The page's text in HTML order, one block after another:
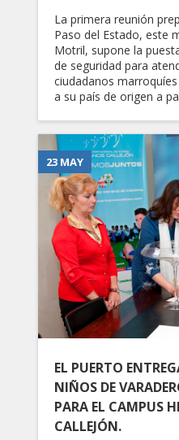
La primera reunión
Paso del Estado, este
Motril, supone la
de seguridad para
ciudadanos
a su país de origen a
23 MAY
EL PUERTO
NIÑOS DE
PARA EL CAMPUS
CALLEJÓN.